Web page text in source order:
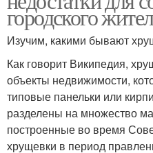
городского
Изучим, какими бывают
Как говорит Википедия,
объекты недвижимости,
типовые панельки или
разделены на множество
построенные во время
хрущевки в период